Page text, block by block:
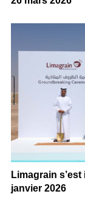
Limagrain
janvier 2026